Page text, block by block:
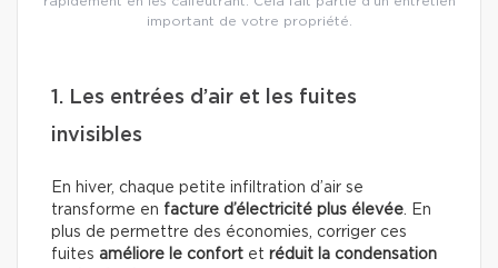
important de votre propriété.
1. Les entrées d’air et les fuites
invisibles
En hiver, chaque petite infiltration d’air se
transforme en facture d’électricité plus élevée. En
plus de permettre des économies, corriger ces
fuites améliore le confort et réduit la condensation